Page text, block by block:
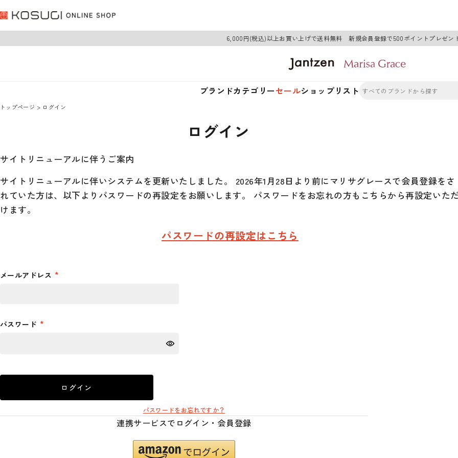
6,000円(税込)以上お買い上げで送料無料 新規会員登録で500ポイントプレゼン
ブランドカテゴリーセールショップリスト
トップページ ログイン
ログイン
サイトリニューアルに伴うご案内
サイトリニューアルに伴いシステムを更新いたしました。 2026年1月28日より前にマリサグレースで会員登録をさ
れていた方は、以下よりパスワードの再設定をお願いします。 パスワードをお忘れの方もこちらから再設定いただ
けます。
パスワードの再設定はこちら
メールアドレス
パスワード
ログイン
パスワードをお忘れですか？
連携サービスでログイン・会員登録